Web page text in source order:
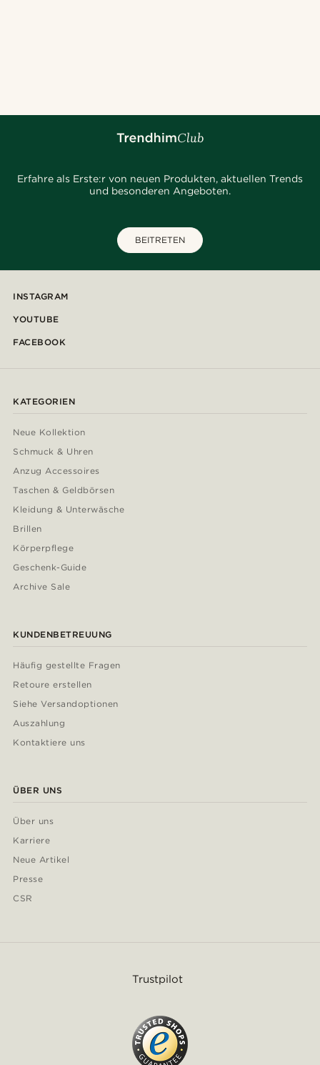
Erfahre als Erste:r von neuen Produkten, aktuellen Trends
und besonderen Angeboten.
BEITRETEN
INSTAGRAM
YOUTUBE
FACEBOOK
KATEGORIEN
Neue Kollektion
Schmuck & Uhren
Anzug Accessoires
Taschen & Geldbörsen
Kleidung & Unterwäsche
Brillen
Körperpflege
Geschenk-Guide
Archive Sale
KUNDENBETREUUNG
Häufig gestellte Fragen
Retoure erstellen
Siehe Versandoptionen
Auszahlung
Kontaktiere uns
ÜBER UNS
Über uns
Karriere
Neue Artikel
Presse
CSR
Trustpilot